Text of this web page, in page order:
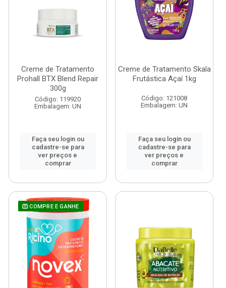
Creme de Tratamento
Prohall BTX Blend Repair
300g
Código: 119920
Embalagem: UN
Faça seu login ou
cadastre-se para
ver preços e
comprar
Creme de Tratamento Skala
Frutástica Açaí 1kg
Código: 121008
Embalagem: UN
Faça seu login ou
cadastre-se para
ver preços e
comprar
COMPRE E GANHE